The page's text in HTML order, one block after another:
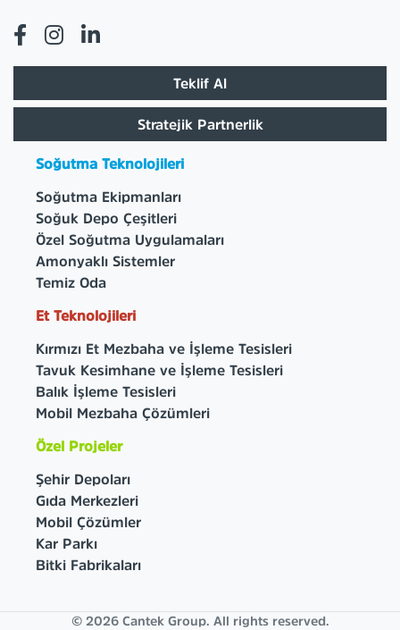
Teklif Al
Stratejik Partnerlik
Soğutma Teknolojileri
Soğutma Ekipmanları
Soğuk Depo Çeşitleri
Özel Soğutma Uygulamaları
Amonyaklı Sistemler
Temiz Oda
Et Teknolojileri
Kırmızı Et Mezbaha ve İşleme Tesisleri
Tavuk Kesimhane ve İşleme Tesisleri
Balık İşleme Tesisleri
Mobil Mezbaha Çözümleri
Özel Projeler
Şehir Depoları
Gıda Merkezleri
Mobil Çözümler
Kar Parkı
Bitki Fabrikaları
© 2026 Cantek Group. All rights reserved.